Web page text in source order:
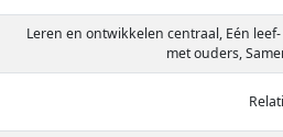
Leren en ontwikkelen centraal, Eén
met ouders,